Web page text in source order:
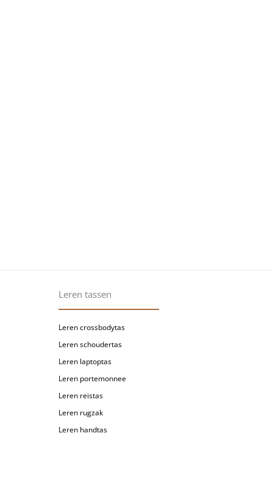
Leren tassen
Leren crossbodytas
Leren schoudertas
Leren laptoptas
Leren portemonnee
Leren reistas
Leren rugzak
Leren handtas